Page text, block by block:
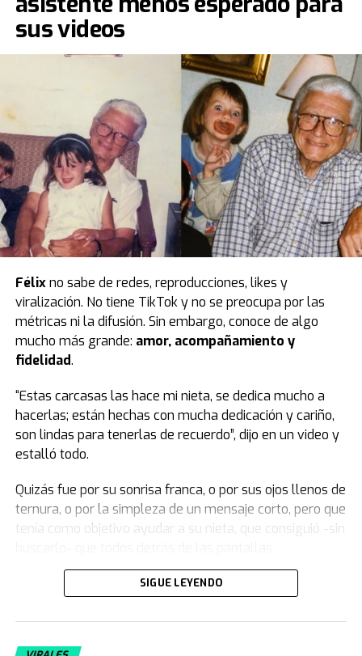
sus videos
Félixno sabe de redes, reproducciones, likes y
viralización. No tiene TikTok y no se preocupa por las
métricas ni la difusión. Sin embargo, conoce de algo
mucho más grande: amor, acompañamiento y
fidelidad.
“Estas carcasas las hace mi nieta, se dedica mucho a
hacerlas; están hechas con mucha dedicación y cariño,
son lindas para tenerlas de recuerdo”, dijo en un video y
estalló todo.
Quizás fue por su sonrisa franca, o por sus ojos llenos de
ternura, o por la simpleza de un mensaje corto, pero que
tenía como objetivo ayudar a su nieta, que consiguió -sin
lagrimearan y sintieran ese cosquilleo en el corazón de
eso que no termina de explicarse con palabras.
Camila quiso sacarlo de un mal momento, le pidió que le
SIGUE LEYENDO